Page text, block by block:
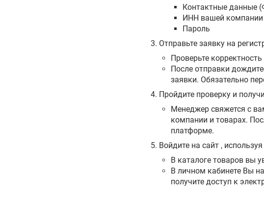
Контактные данные
ИНН вашей компании
Пароль
Отправьте заявку на
Проверьте
После отправки
заявки. Обязательно
Пройдите проверку и
Менеджер свяжется с
компании и товарах.
платформе.
Войдите на сайт ,
В каталоге товаров вы
В личном кабинете Вы
получите доступ к